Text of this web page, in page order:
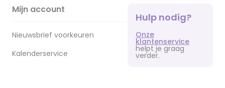
Mijn account
Nieuwsbrief voorkeuren
Kalenderservice
Hulp nodig?
Onze
klantenservice
helpt je graag
verder.